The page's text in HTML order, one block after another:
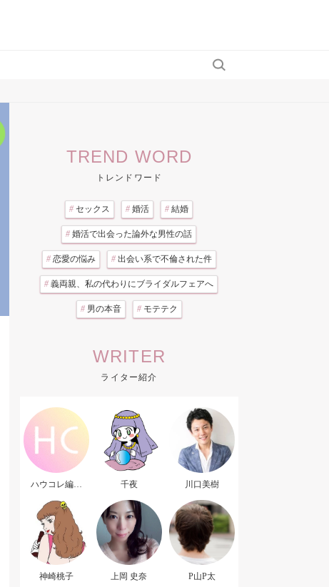
TREND WORD
トレンドワード
# セックス # 婚活 # 結婚
# 婚活で出会った論外な男性の話
# 恋愛の悩み # 出会い系で不倫された件
# 義両親、私の代わりにブライダルフェアへ
# 男の本音 # モテテク
WRITER
ライター紹介
ハウコレ編集
千夜 川口美樹
神崎桃子 上岡 史奈 P山P太